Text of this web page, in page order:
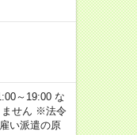
～19:00 な
ません ※法令
い派遣の原